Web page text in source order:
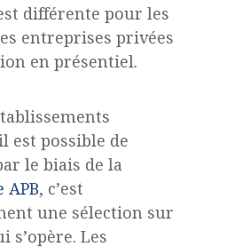
différente pour les
entreprises privées
en présentiel.
est possible de
le biais de la
APB, c’est
une sélection sur
s’opère. Les